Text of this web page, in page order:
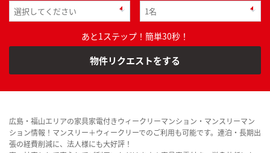
あと1ステップ！簡単30秒！
物件リクエストをする
広島・福山エリアの家具家電付きウィークリーマンション・マンスリーマン
ション情報！マンスリー＋ウィークリーでのご利用も可能です。連泊・長期出
張の経費削減に、法人様にも大好評！